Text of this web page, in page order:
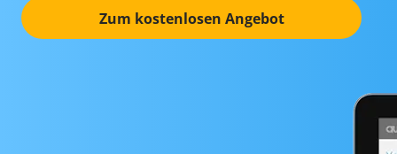
Zum kostenlosen Angebot